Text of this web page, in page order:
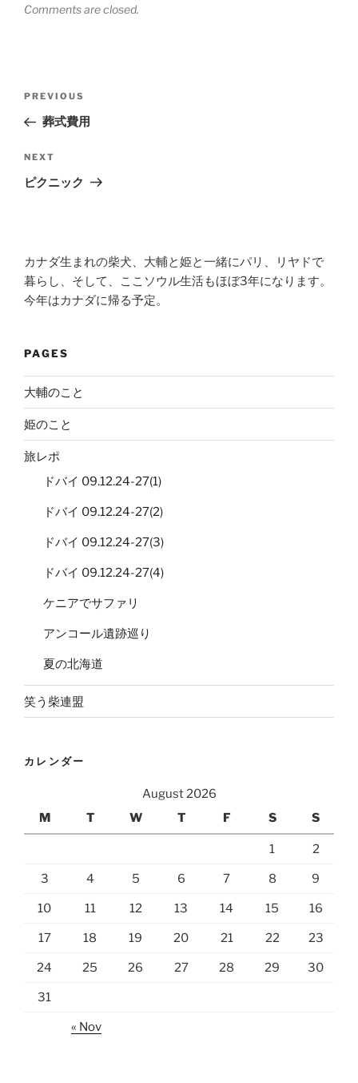
Comments are closed.
Previous
Post
PREVIOUS
葬式費用
Next
Post
NEXT
ピクニック
カナダ生まれの柴犬、大輔と姫と一緒にパリ、リヤドで
暮らし、そして、ここソウル生活もほぼ3年になります。
今年はカナダに帰る予定。
PAGES
大輔のこと
姫のこと
旅レポ
ドバイ 09.12.24-27(1)
ドバイ 09.12.24-27(2)
ドバイ 09.12.24-27(3)
ドバイ 09.12.24-27(4)
ケニアでサファリ
アンコール遺跡巡り
夏の北海道
笑う柴連盟
カレンダー
August 2026
M
T W T F S S
1 2
3 4 5 6 7 8 9
10 11 12 13 14 15 16
17 18 19 20 21 22 23
24 25 26 27 28 29 30
31
« Nov